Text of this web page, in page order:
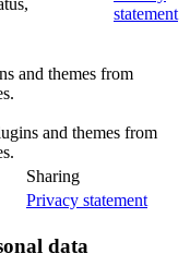
statement
and themes from
and themes from
Sharing
Privacy statement
data